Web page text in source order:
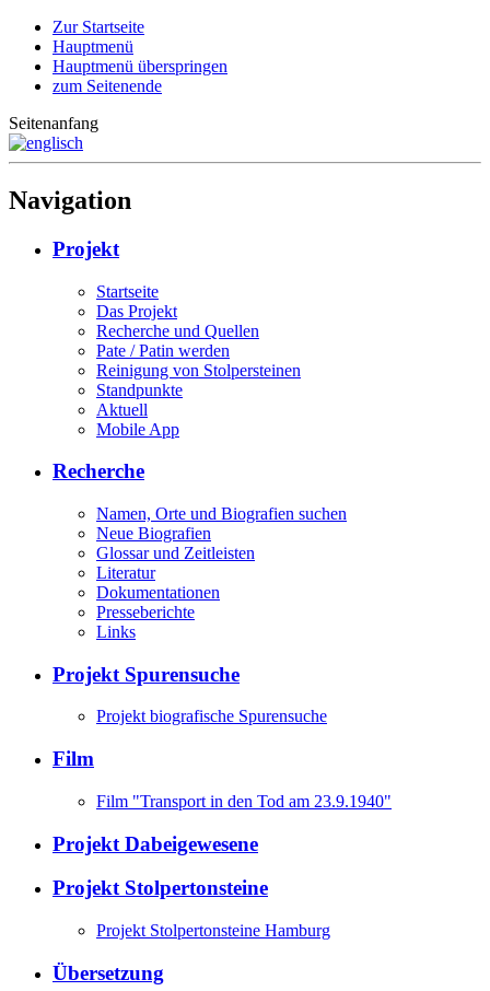
Zur Startseite
Hauptmenü
Hauptmenü überspringen
zum Seitenende
Seitenanfang
Navigation
Projekt
Startseite
Das Projekt
Recherche und Quellen
Pate / Patin werden
Reinigung von Stolpersteinen
Standpunkte
Aktuell
Mobile App
Recherche
Namen, Orte und Biografien suchen
Neue Biografien
Glossar und Zeitleisten
Literatur
Dokumentationen
Presseberichte
Links
Projekt Spurensuche
Projekt biografische Spurensuche
Film
Film "Transport in den Tod am 23.9.1940"
Projekt Dabeigewesene
Projekt Stolpertonsteine
Projekt Stolpertonsteine Hamburg
Übersetzung